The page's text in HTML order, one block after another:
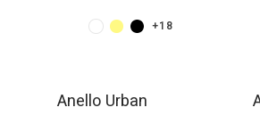
Anello Urban
+18